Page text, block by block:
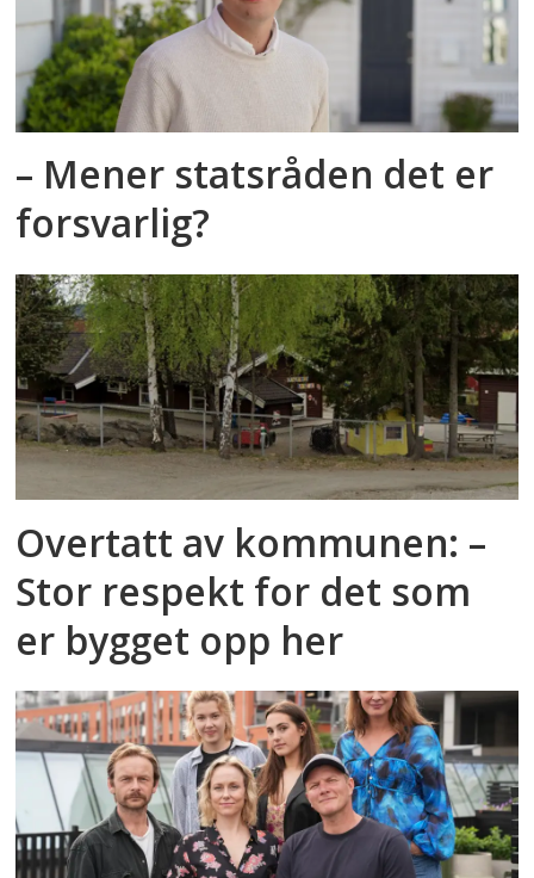
– Mener statsråden det er
forsvarlig?
Overtatt av kommunen: –
Stor respekt for det som
er bygget opp her